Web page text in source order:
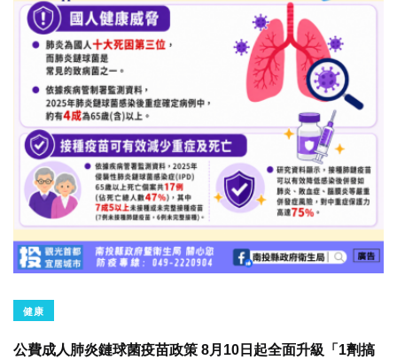
健康
公費成人肺炎鏈球菌疫苗政策 8月10日起全面升級「1劑搞